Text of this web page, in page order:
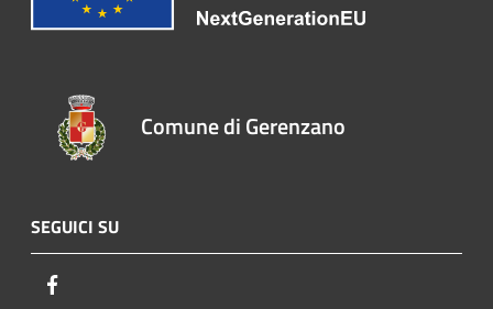
Comune di Gerenzano
SEGUICI SU